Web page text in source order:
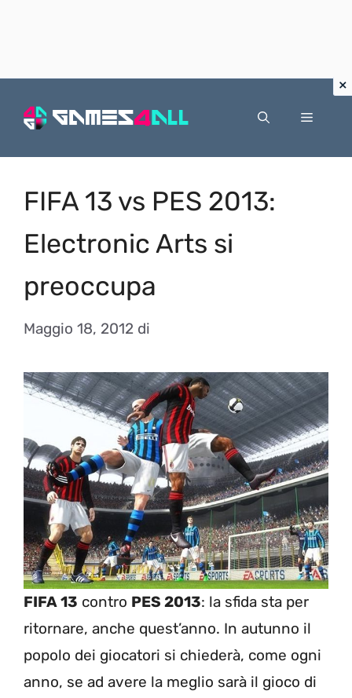
Menu
FIFA 13 vs PES 2013:
Electronic Arts si
preoccupa
Maggio 18, 2012 di
FIFA 13 contro PES 2013: la sfida sta per
ritornare, anche quest’anno. In autunno il
popolo dei giocatori si chiederà, come ogni
anno, se ad avere la meglio sarà il gioco di